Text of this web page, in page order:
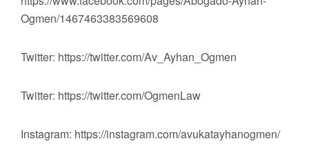
Ogmen/1467463383569608
Twitter: https://twitter.com/Av_Ayhan_Ogmen
Twitter: https://twitter.com/OgmenLaw
Instagram: https://instagram.com/avukatayhanogmen/